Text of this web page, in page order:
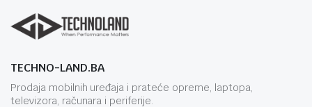
TECHNO-LAND.BA
Prodaja mobilnih uređaja i prateće opreme, laptopa,
televizora, računara i periferije.